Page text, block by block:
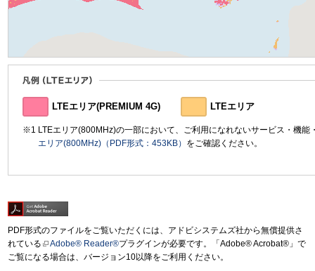
LTEエリア(PREMIUM 4G) LTEエリア
LTEエリア(800MHz)の一部において、ご利用になれないサービス・機能
エリア(800MHz)（PDF形式：453KB） をご確認ください。
PDF形式のファイルをご覧いただくには、アドビシステムズ社から無償提供さ
れている
Adobe® Reader®プラグインが必要です。「Adobe® Acrobat®」で
ご覧になる場合は、バージョン10以降をご利用ください。